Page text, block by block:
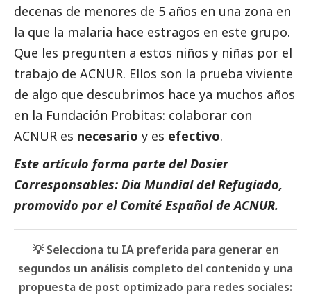
decenas de menores de 5 años en una zona en
la que la malaria hace estragos en este grupo.
Que les pregunten a estos niños y niñas por el
trabajo de ACNUR. Ellos son la prueba viviente
de algo que descubrimos hace ya muchos años
en la Fundación Probitas: colaborar con
ACNUR es necesario y es efectivo.
Este artículo forma parte delDosier
Corresponsables: Dia Mundial del Refugiado,
promovido por el Comité Español de ACNUR.
💡 Selecciona tu IA preferida para generar en
segundos un análisis completo del contenido y una
propuesta de post optimizado para redes sociales: